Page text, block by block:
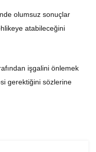
olumsuz sonuçlar
atabileceğini
işgalini önlemek
gerektiğini sözlerine